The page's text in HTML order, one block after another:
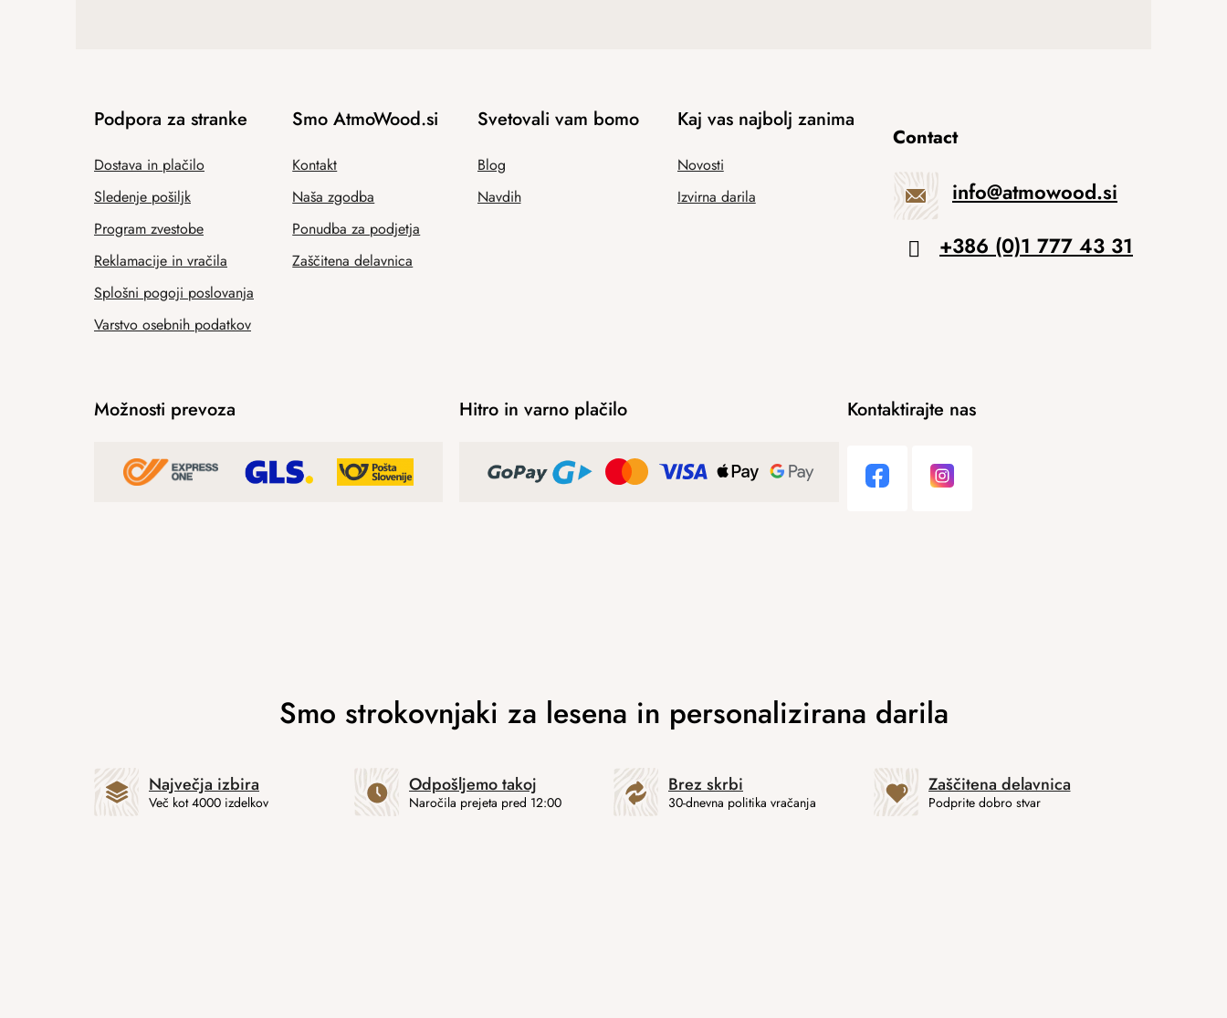
Podpora za stranke
Dostava in plačilo
Sledenje pošiljk
Program zvestobe
Reklamacije in vračila
Splošni pogoji poslovanja
Varstvo osebnih podatkov
Smo AtmoWood.si
Kontakt
Naša zgodba
Ponudba za podjetja
Zaščitena delavnica
Svetovali vam bomo
Blog
Navdih
Kaj vas najbolj zanima
Novosti
Izvirna darila
Contact
info@atmowood.si
+386 (0)1 777 43 31
Možnosti prevoza Hitro in varno plačilo Kontaktirajte nas
Največja izbira
Več kot 4000 izdelkov
Odpošljemo takoj
Naročila prejeta pred 12:00
Brez skrbi
30-dnevna politika vračanja
Zaščitena delavnica
Podprite dobro stvar